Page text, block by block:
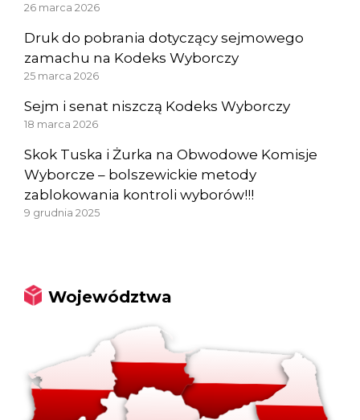
26 marca 2026
Druk do pobrania dotyczący sejmowego
zamachu na Kodeks Wyborczy
25 marca 2026
Sejm i senat niszczą Kodeks Wyborczy
18 marca 2026
Skok Tuska i Żurka na Obwodowe Komisje
Wyborcze – bolszewickie metody
zablokowania kontroli wyborów!!!
9 grudnia 2025
Województwa